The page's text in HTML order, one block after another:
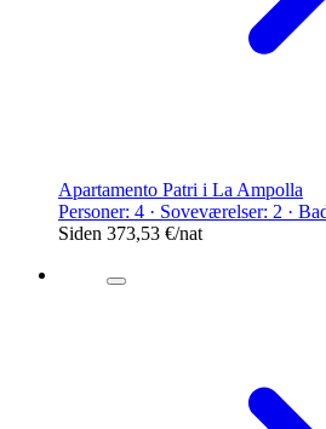
Apartamento Patri i La Ampolla
Personer: 4 · Soveværelser: 2 ·
Siden 373,53 €/nat